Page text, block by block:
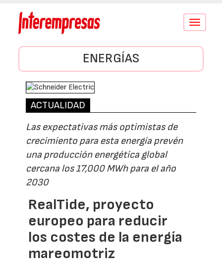
Conmutar
ENERGÍAS
ACTUALIDAD
Las expectativas más optimistas de
crecimiento para esta energía prevén
una producción energética global
cercana los 17,000 MWh para el año
2030
RealTide, proyecto
europeo para reducir
los costes de la energía
mareomotriz